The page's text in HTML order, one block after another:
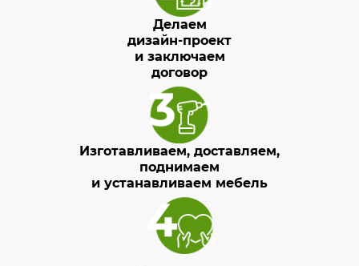
Делаем
дизайн-проект
и заключаем
договор
Изготавливаем, доставляем,
поднимаем
и устанавливаем мебель